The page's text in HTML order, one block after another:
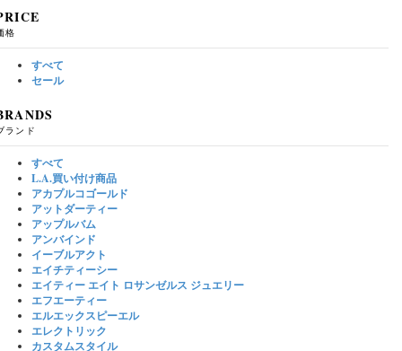
格
すべて
セール
ランド
すべて
L.A.買い付け商品
アカプルコゴールド
アットダーティー
アップルバム
アンバインド
イーブルアクト
エイチティーシー
エイティー エイト ロサンゼルス ジュエリー
エフエーティー
エルエックスピーエル
エレクトリック
カスタムスタイル